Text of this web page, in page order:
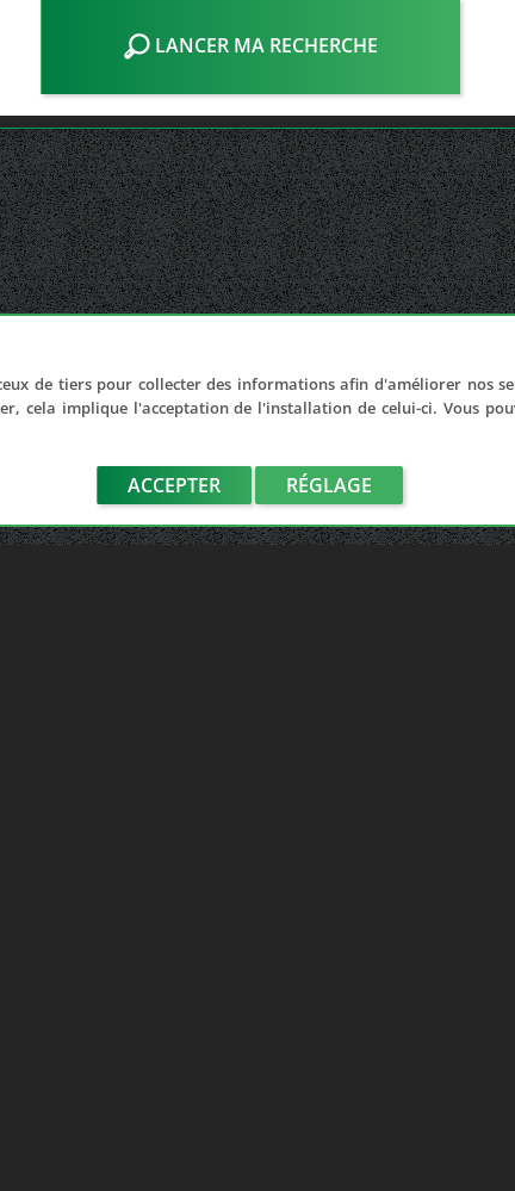
LANCER MA RECHERCHE
de tiers pour collecter des informations afin d'améliorer nos
cela implique l'acceptation de l'installation de celui-ci. Vous
ACCEPTER RÉGLAGE